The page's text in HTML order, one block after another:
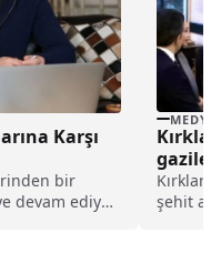
Karşı
bir
devam ediyor.
MEDYA
şehit